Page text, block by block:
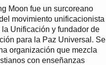
Moon fue un surcoreano
movimiento unificacionista
la Unificación y fundador de
para la Paz Universal. Se
organización que mezcla
con enseñanzas